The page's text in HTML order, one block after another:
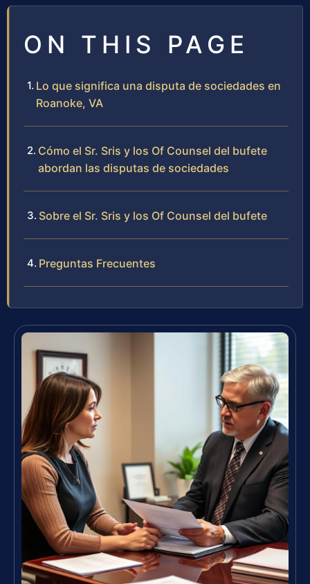
ON THIS PAGE
Lo que significa una disputa de sociedades en
Roanoke, VA
Cómo el Sr. Sris y los Of Counsel del bufete
abordan las disputas de sociedades
Sobre el Sr. Sris y los Of Counsel del bufete
Preguntas Frecuentes